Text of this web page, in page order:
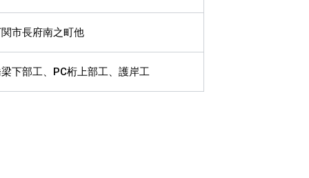
市長府南之町他
下部工、PC桁上部工、護岸工